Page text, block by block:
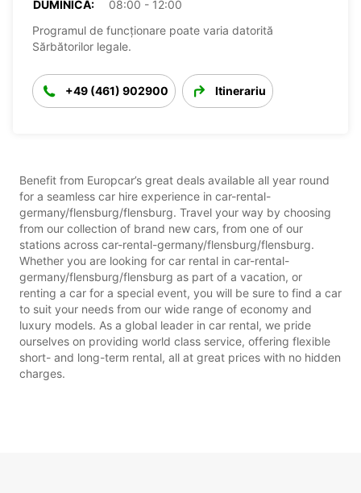
DUMINICĂ:
08:00 - 12:00
Programul de funcționare poate varia datorită
Sărbătorilor legale.
+49 (461) 902900 Itinerariu
Benefit from Europcar’s great deals available all year round
for a seamless car hire experience in car-rental-
germany/flensburg/flensburg. Travel your way by choosing
from our collection of brand new cars, from one of our
stations across car-rental-germany/flensburg/flensburg.
Whether you are looking for car rental in car-rental-
germany/flensburg/flensburg as part of a vacation, or
renting a car for a special event, you will be sure to find a car
to suit your needs from our wide range of economy and
luxury models. As a global leader in car rental, we pride
ourselves on providing world class service, offering flexible
short- and long-term rental, all at great prices with no hidden
charges.